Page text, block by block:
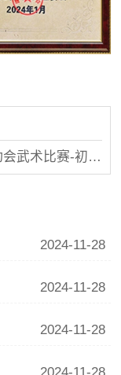
下一篇：2024年株洲市中小学生运动会武术比赛-初中组集体项目一等奖
2024-11-28
2024-11-28
2024-11-28